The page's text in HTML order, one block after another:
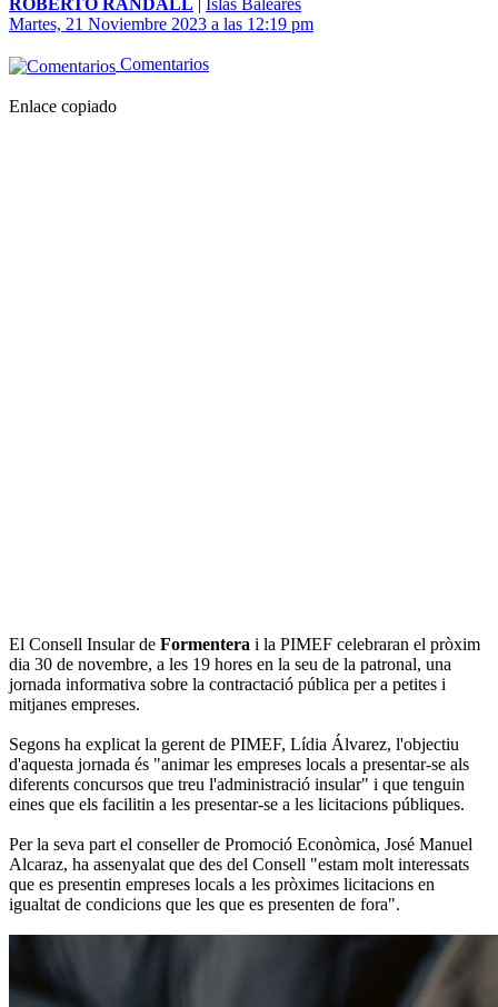
ROBERTO RANDALL | Islas Baleares
Martes, 21 Noviembre 2023 a las 12:19 pm
Comentarios
Enlace copiado
El Consell Insular de Formentera i la PIMEF celebraran el pròxim
dia 30 de novembre, a les 19 hores en la seu de la patronal, una
jornada informativa sobre la contractació pública per a petites i
mitjanes empreses.
Segons ha explicat la gerent de PIMEF, Lídia Álvarez, l'objectiu
d'aquesta jornada és "animar les empreses locals a presentar-se als
diferents concursos que treu l'administració insular" i que tenguin
eines que els facilitin a les presentar-se a les licitacions públiques.
Per la seva part el conseller de Promoció Econòmica, José Manuel
Alcaraz, ha assenyalat que des del Consell "estam molt interessats
que es presentin empreses locals a les pròximes licitacions en
igualtat de condicions que les que es presenten de fora".